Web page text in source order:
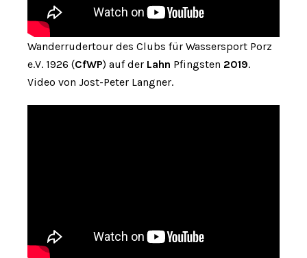
Wanderrudertour des Clubs für Wassersport Porz
e.V. 1926 (CfWP) auf der Lahn Pfingsten 2019.
Video von Jost-Peter Langner.